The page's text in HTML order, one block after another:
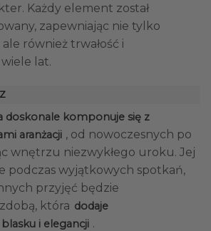
Każdy element został
zapewniając nie tylko
również trwałość i
lat.
doskonale komponuje się z
aranżacji , od nowoczesnych po
wnętrzu niezwykłego uroku. Jej
podczas wyjątkowych spotkań,
przyjęć będzie
która dodaje
i elegancji .